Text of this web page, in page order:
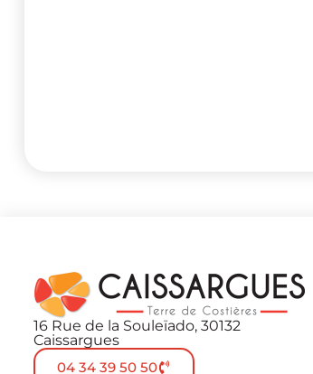
16 Rue de la Souleïado, 30132
Caissargues
04 34 39 50 50